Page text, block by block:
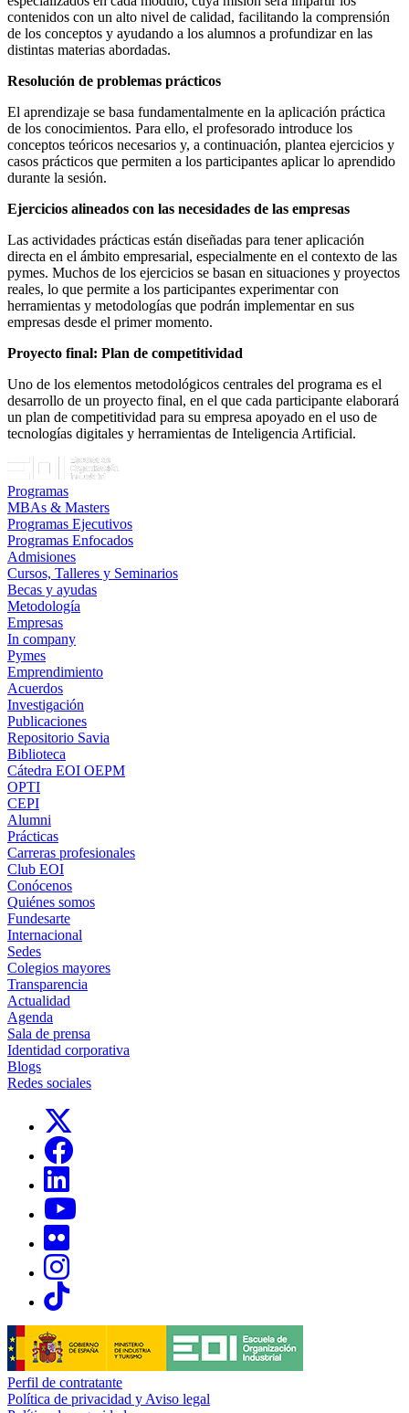
contenidos con un alto nivel de calidad, facilitando la comprensión
de los conceptos y ayudando a los alumnos a profundizar en las
distintas materias abordadas.
Resolución de problemas prácticos
El aprendizaje se basa fundamentalmente en la aplicación práctica
de los conocimientos. Para ello, el profesorado introduce los
conceptos teóricos necesarios y, a continuación, plantea ejercicios y
casos prácticos que permiten a los participantes aplicar lo aprendido
durante la sesión.
Ejercicios alineados con las necesidades de las empresas
Las actividades prácticas están diseñadas para tener aplicación
directa en el ámbito empresarial, especialmente en el contexto de las
pymes. Muchos de los ejercicios se basan en situaciones y proyectos
reales, lo que permite a los participantes experimentar con
herramientas y metodologías que podrán implementar en sus
empresas desde el primer momento.
Proyecto final: Plan de competitividad
Uno de los elementos metodológicos centrales del programa es el
desarrollo de un proyecto final, en el que cada participante elaborará
un plan de competitividad para su empresa apoyado en el uso de
tecnologías digitales y herramientas de Inteligencia Artificial.
Programas
MBAs & Masters
Programas Ejecutivos
Programas Enfocados
Admisiones
Cursos, Talleres y Seminarios
Becas y ayudas
Metodología
Empresas
In company
Pymes
Emprendimiento
Acuerdos
Investigación
Publicaciones
Repositorio Savia
Biblioteca
Cátedra EOI OEPM
OPTI
CEPI
Alumni
Prácticas
Carreras profesionales
Club EOI
Conócenos
Quiénes somos
Fundesarte
Internacional
Sedes
Colegios mayores
Transparencia
Actualidad
Agenda
Sala de prensa
Identidad corporativa
Blogs
Redes sociales
Links, Opens in this window
Links, Opens in this window
Links, Opens in this window
Links, Opens in this window
Links, Opens in this window
Perfil de contratante
Política de privacidad y Aviso legal